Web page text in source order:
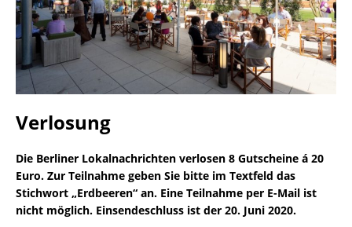
Verlosung
Die Berliner Lokalnachrichten verlosen 8 Gutscheine á 20
Euro. Zur Teilnahme geben Sie bitte im Textfeld das
Stichwort „Erdbeeren“ an. Eine Teilnahme per E-Mail ist
nicht möglich. Einsendeschluss ist der 20. Juni 2020.